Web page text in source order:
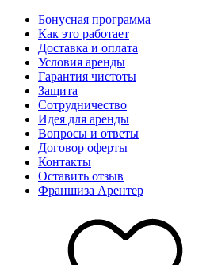
Бонусная программа
Как это работает
Доставка и оплата
Условия аренды
Гарантия чистоты
Защита
Сотрудничество
Идея для аренды
Вопросы и ответы
Договор оферты
Контакты
Оставить отзыв
Франшиза Арентер